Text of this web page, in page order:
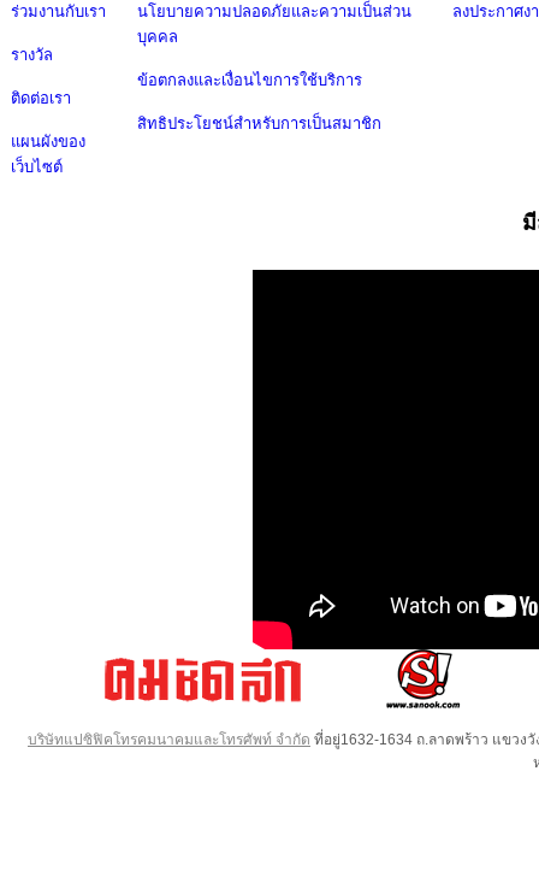
ร่วมงานกับเรา
รางวัล
ติดต่อเรา
แผนผังของ
เว็บไซต์
นโยบายความปลอดภัยและความเป็นส่วน
บุคคล
ข้อตกลงและเงื่อนไขการใช้บริการ
สิทธิประโยชน์สำหรับการเป็นสมาชิก
ลงประกาศง
บริษัทแปซิฟิคโทรคมนาคมและโทรศัพท์ จำกัด ที่อยู่1632-1634 ถ.ลาดพร้าว แขวง